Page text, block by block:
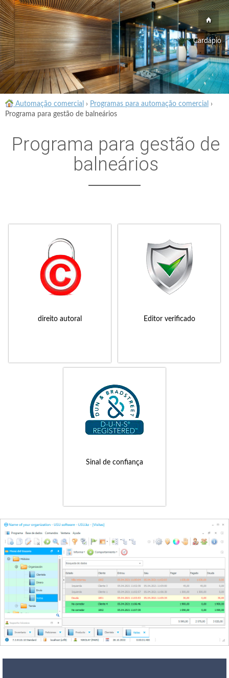
Cardápio
Automação comercial › Programas para automação comercial
›
Programa para gestão de balneários
Programa para gestão de
balneários
direito autoral Editor verificado
Sinal de confiança